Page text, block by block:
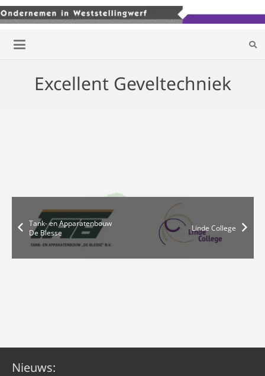
Excellent Geveltechniek
Tank- en Apparatenbouw
De Blesse
Linde College
Nieuws: